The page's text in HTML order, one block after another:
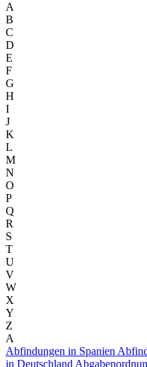
A
B
C
D
E
F
G
H
I
J
K
L
M
N
O
P
Q
R
S
T
U
V
W
X
Y
Z
A
Abfindungen in Spanien
in Deutschland